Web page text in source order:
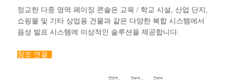
정교한 다중 영역 페이징 콘솔은 교육 / 학교 시설, 산업 단지,
쇼핑몰 및 기타 상업용 건물과 같은 다양한 복합 시스템에서
음성 발표 시스템에 이상적인 솔루션을 제공합니다.
참조 연결 :